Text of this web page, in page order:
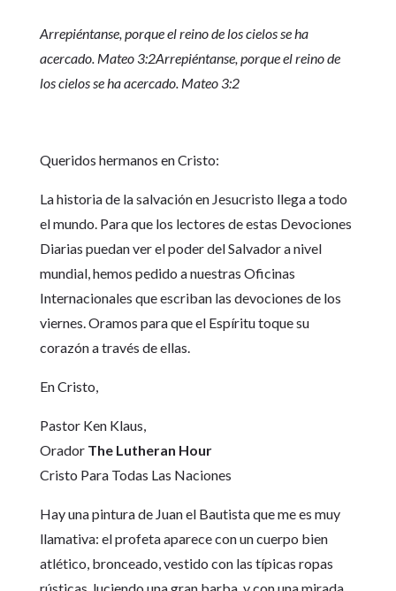
Arrepiéntanse, porque el reino de los cielos se ha
acercado. Mateo 3:2Arrepiéntanse, porque el reino de
los cielos se ha acercado. Mateo 3:2
Queridos hermanos en Cristo:
La historia de la salvación en Jesucristo llega a todo
el mundo. Para que los lectores de estas Devociones
Diarias puedan ver el poder del Salvador a nivel
mundial, hemos pedido a nuestras Oficinas
Internacionales que escriban las devociones de los
viernes. Oramos para que el Espíritu toque su
corazón a través de ellas.
En Cristo,
Pastor Ken Klaus,
Orador The Lutheran Hour
Cristo Para Todas Las Naciones
Hay una pintura de Juan el Bautista que me es muy
llamativa: el profeta aparece con un cuerpo bien
atlético, bronceado, vestido con las típicas ropas